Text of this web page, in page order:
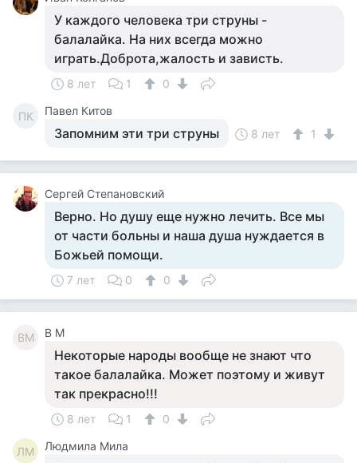
У каждого человека три струны -
балалайка. На них всегда можно
играть.Доброта,жалость и зависть.
8 лет 1 0
ПК Павел Китов
Запомним эти три струны 8 лет 1
Сергей Степановский
Верно. Но душу еще нужно лечить. Все мы
от части больны и наша душа нуждается в
Божьей помощи.
7 лет 0 0
ВМ В М
Некоторые народы вообще не знают что
такое балалайка. Может поэтому и живут
так прекрасно!!!
8 лет 1 0
ЛМ Людмила Мила